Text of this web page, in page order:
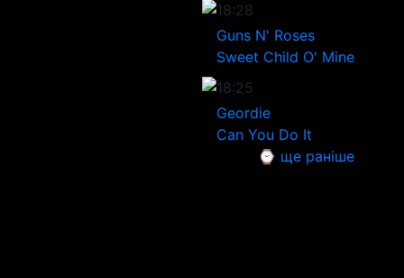
18:28
Guns N' Roses
Sweet Child O' Mine
18:25
Geordie
Can You Do It
⌚ ще раніше